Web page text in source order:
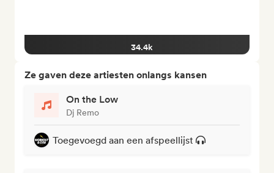
34.4k
Ze gaven deze artiesten onlangs kansen
On the Low
Dj Remo
Toegevoegd aan een afspeellijst